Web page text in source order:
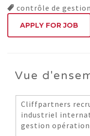
contrôle de gestion
Vue
Cliffpartners
industriel
gestion